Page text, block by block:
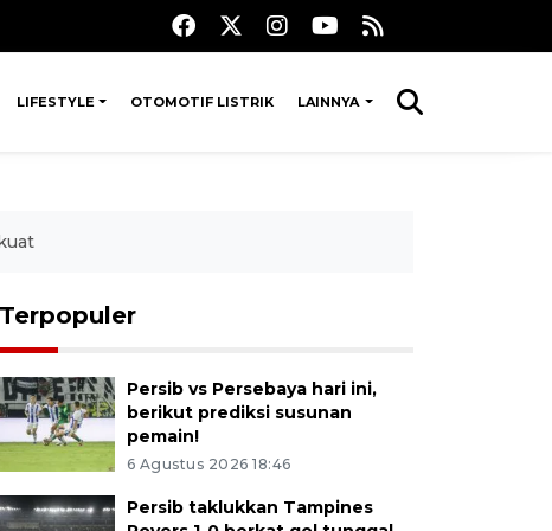
LIFESTYLE OTOMOTIF LISTRIK LAINNYA
Terpopuler
Persib vs Persebaya hari ini,
berikut prediksi susunan
pemain!
6 Agustus 2026 18:46
Persib taklukkan Tampines